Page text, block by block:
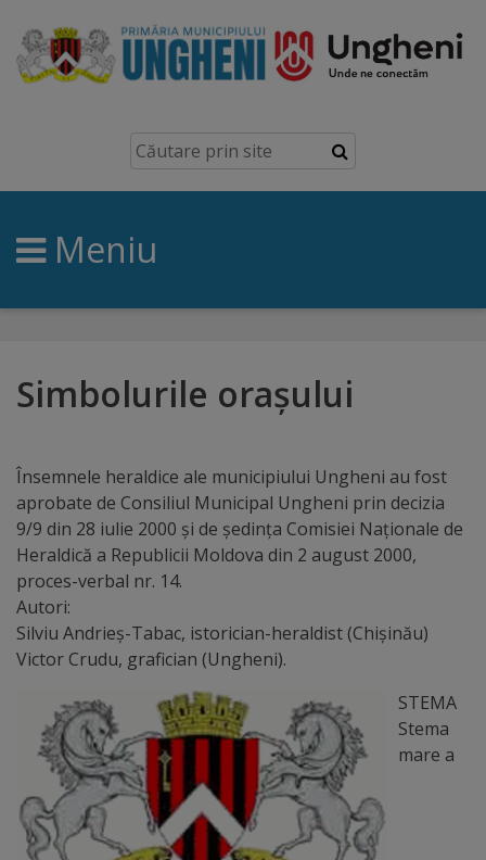
Ungheni
Prezentare
generală
Simbolurile
brand
înfrățite
Distincții
Cetățeni
de
onoare
Deținători
ai
titlului
„Merite
Meniu
Simbolurile orașului
Însemnele heraldice ale municipiului Ungheni au fost
aprobate de Consiliul Municipal Ungheni prin decizia
9/9 din 28 iulie 2000 şi de şedinţa Comisiei Naţionale de
Heraldică a Republicii Moldova din 2 august 2000,
proces-verbal nr. 14.
Autori:
Silviu Andrieş-Tabac, istorician-heraldist (Chişinău)
Victor Crudu, grafician (Ungheni).
STEMA
Stema
mare a